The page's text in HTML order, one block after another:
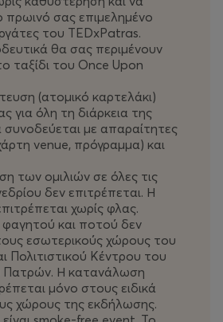
, εφευρέτες και οραματιστές από
για να μοιραστούν
νέους δρόμους για τη
μέλλοντος.
και τις εμπειρίες τους, θα
της ανθρώπινης νόησης και
μέλλον θετικής αλλαγής, όπου τα
τροφοδοτούν την
αύριο.
» έρχεται με εορταστική
καθώς φτάνει στο
10ης επετείου του!
το TEDxPatrasλειτουργεί
σας επιμελημένο
του TEDxPatras.
θα σας περιμένουν
ταξίδι του Once Upon
(ατομικό καρτελάκι)
για όλη τη διάρκεια της
με απαραίτητες
venue, πρόγραμμα) και
των ομιλιών σε όλες τις
δεν επιτρέπεται. Η
χωρίς φλας.
και ποτού δεν
εσωτερικούς χώρους του
Πολιτιστικού Κέντρου του
Πατρών. Η κατανάλωση
μόνο στους ειδικά
χώρους της εκδήλωσης.